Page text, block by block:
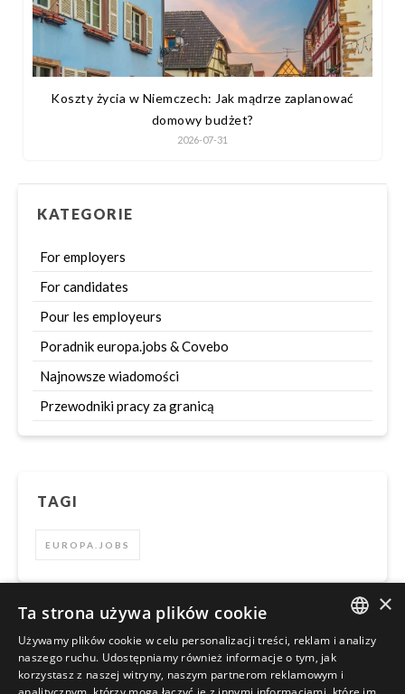
Koszty życia w Niemczech: Jak mądrze zaplanować
domowy budżet?
2026-07-31
KATEGORIE
For employers
For candidates
Pour les employeurs
Poradnik europa.jobs & Covebo
Najnowsze wiadomości
Przewodniki pracy za granicą
TAGI
EUROPA.JOBS
Szukaj
POLISH
×
Ta strona używa plików cookie
Używamy plików cookie w celu personalizacji treści, reklam i analizy
naszego ruchu. Udostępniamy również informacje o tym, jak
korzystasz z naszej witryny, naszym partnerom reklamowym i